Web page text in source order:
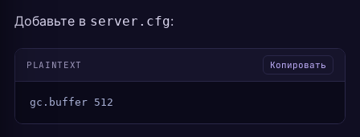
Добавьте в server.cfg:
PLAINTEXT Копировать
gc.buffer 512